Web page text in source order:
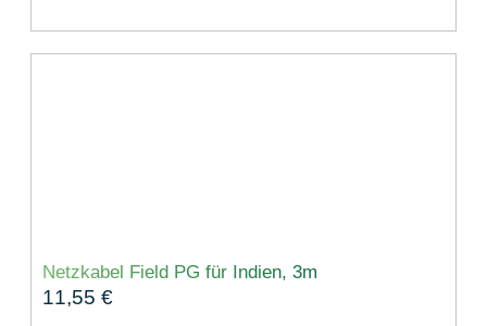
Netzkabel Field PG für Indien, 3m
11,55 €